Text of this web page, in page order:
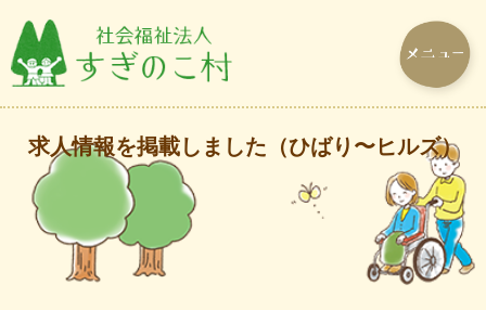
求人情報を掲載しました（ひばり〜ヒルズ）